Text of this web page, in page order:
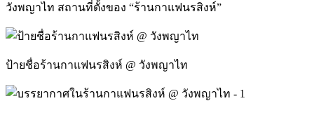
วังพญาไท สถานที่ตั้งของ “ร้านกาแฟนรสิงห์”
ป้ายชื่อร้านกาแฟนรสิงห์ @ วังพญาไท